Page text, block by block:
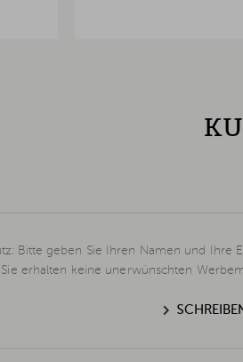
Bitte geben Sie Ihren Namen und
erhalten keine unerwünschten